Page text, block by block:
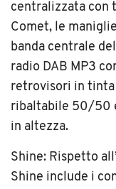
centralizzata con
Comet, le
banda centrale
radio DAB MP3
retrovisori in
ribaltabile 50/50
in altezza.
Shine: Rispetto
Shine include i